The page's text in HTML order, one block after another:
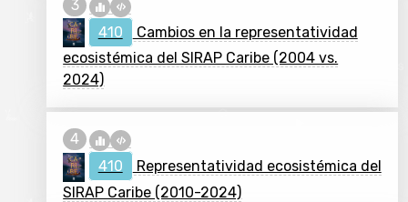
410
Cambios en la representatividad
ecosistémica del SIRAP Caribe (2004 vs.
2024)
410
Representatividad ecosistémica del
SIRAP Caribe (2010-2024)